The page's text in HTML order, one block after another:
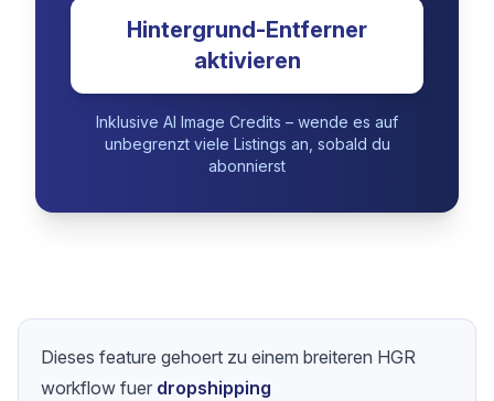
Hintergrund-Entferner
aktivieren
Inklusive AI Image Credits – wende es auf
unbegrenzt viele Listings an, sobald du
abonnierst
Dieses feature gehoert zu einem breiteren HGR
workflow fuer dropshipping